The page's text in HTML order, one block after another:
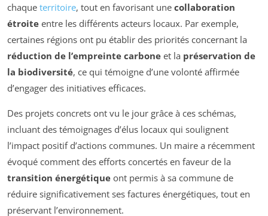
chaque territoire, tout en favorisant une collaboration
étroite entre les différents acteurs locaux. Par exemple,
certaines régions ont pu établir des priorités concernant la
réduction de l’empreinte carbone et la préservation de
la biodiversité, ce qui témoigne d’une volonté affirmée
d’engager des initiatives efficaces.
Des projets concrets ont vu le jour grâce à ces schémas,
incluant des témoignages d’élus locaux qui soulignent
l’impact positif d’actions communes. Un maire a récemment
évoqué comment des efforts concertés en faveur de la
transition énergétique ont permis à sa commune de
réduire significativement ses factures énergétiques, tout en
préservant l’environnement.